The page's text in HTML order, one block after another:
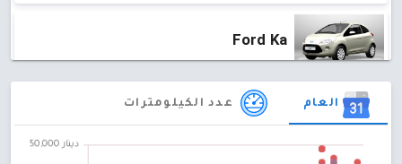
Ford Ka
متوسط ​​السعر :25,650 دينار 60 سيارة
Ford Kuga
31 سيارة
العام عدد الكيلومترات